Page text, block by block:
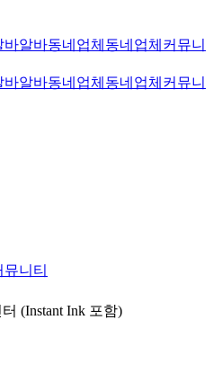
바알바동네업체 동네업체 커뮤니
바알바동네업체 동네업체 커뮤니
뮤니티
(Instant Ink 포함)